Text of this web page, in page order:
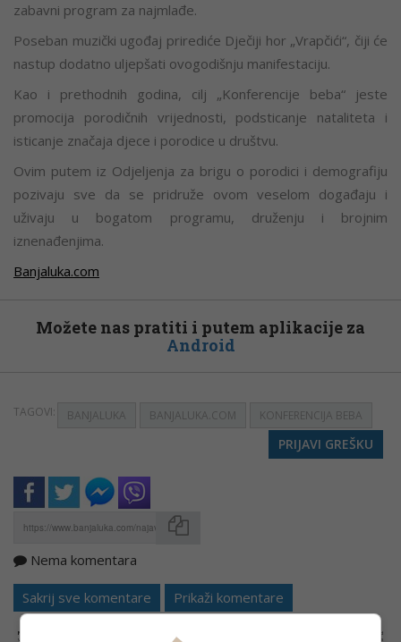
zabavni program za najmlađe.
Poseban muzički ugođaj prirediće Dječiji hor „Vrapčići“, čiji će
nastup dodatno uljepšati ovogodišnju manifestaciju.
Kao i prethodnih godina, cilj „Konferencije beba“ jeste
promocija porodičnih vrijednosti, podsticanje nataliteta i
isticanje značaja djece i porodice u društvu.
Ovim putem iz Odjeljenja za brigu o porodici i demografiju
pozivaju sve da se pridruže ovom veselom događaju i
uživaju u bogatom programu, druženju i brojnim
iznenađenjima.
Banjaluka.com
Možete nas pratiti i putem aplikacije za
Android
TAGOVI: BANJALUKA BANJALUKA.COM KONFERENCIJA BEBA
PRIJAVI GREŠKU
Nema komentara
Sakrij sve komentare Prikaži komentare
NAPOMENA:
Komentari odražavaju stavove njihovih autora, a ne nužno i stavove internet portala Banjaluka.com. Molimo korisnike da se suzdrže od
vrijeđanja, psovanja i vulgarnog izražavanja. Portal Banjaluka.com zadržava pravo da obriše komentar bez najave i objašnjenja. Zbog velikog broja